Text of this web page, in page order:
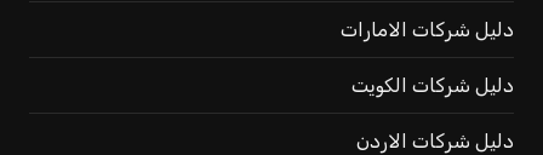
دليل شركات الامارات
دليل شركات الكويت
دليل شركات الاردن